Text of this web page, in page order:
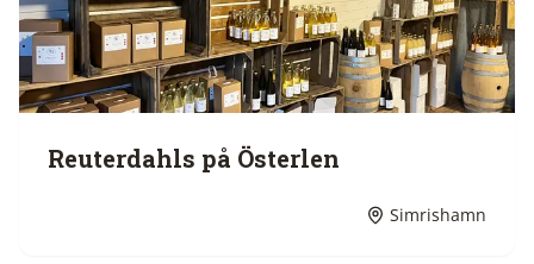
Reuterdahls på Österlen
Simrishamn